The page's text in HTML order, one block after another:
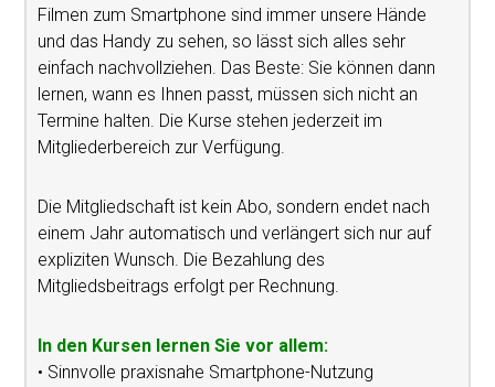
Filmen zum Smartphone sind immer unsere Hände
und das Handy zu sehen, so lässt sich alles sehr
einfach nachvollziehen. Das Beste: Sie können dann
lernen, wann es Ihnen passt, müssen sich nicht an
Termine halten. Die Kurse stehen jederzeit im
Mitgliederbereich zur Verfügung.
Die Mitgliedschaft ist kein Abo, sondern endet nach
einem Jahr automatisch und verlängert sich nur auf
expliziten Wunsch. Die Bezahlung des
Mitgliedsbeitrags erfolgt per Rechnung.
In den Kursen lernen Sie vor allem:
• Sinnvolle praxisnahe Smartphone-Nutzung